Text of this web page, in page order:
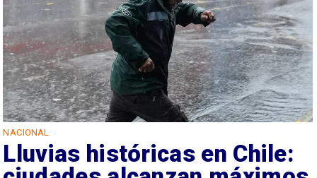
NACIONAL
Lluvias históricas en Chile: